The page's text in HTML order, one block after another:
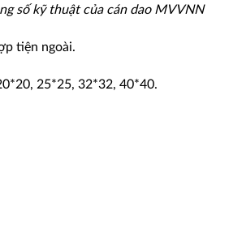
số kỹ thuật của cán dao MVVNN
tiện ngoài.
25*25, 32*32, 40*40.